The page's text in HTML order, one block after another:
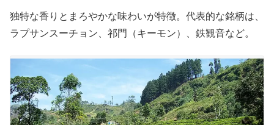
独特な香りとまろやかな味わいが特徴。代表的な銘柄は、
ラプサンスーチョン、祁門（キーモン）、鉄観音など。